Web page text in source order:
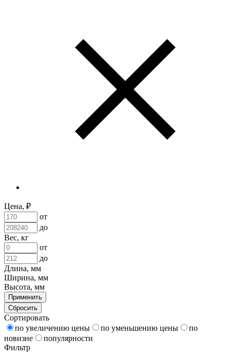
Цена, ₽
от
до
Вес, кг
от
до
Длина, мм
Ширина, мм
Высота, мм
Применить
Сбросить
Сортировать
по увеличению цены
по уменьшению цены
по
новизне
популярности
Фильтр